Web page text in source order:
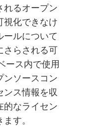
れるオープン
視化できなけ
ルについて
さらされる可
ース内で使用
ンソースコン
ス情報を収
的なライセン
す。